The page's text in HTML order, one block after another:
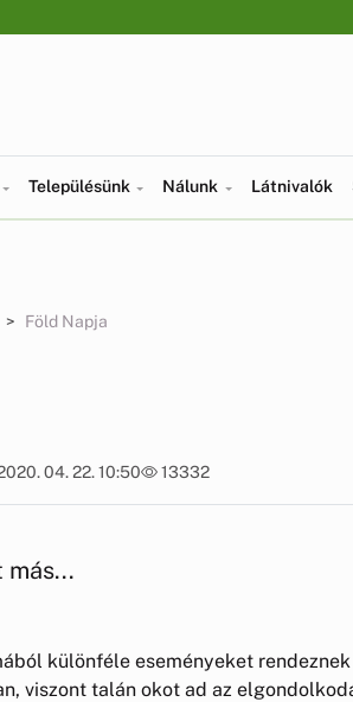
Településünk Nálunk Látnivalók
Föld Napja
04. 22. 10:50 13332
más...
különféle eseményeket
viszont talán okot ad az